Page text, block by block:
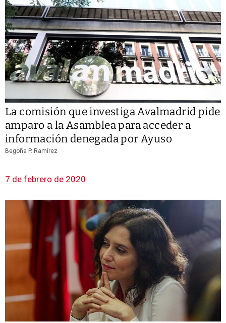
La comisión que investiga Avalmadrid pide
amparo a la Asamblea para acceder a
información denegada por Ayuso
Begoña P. Ramírez
7 de febrero de 2020